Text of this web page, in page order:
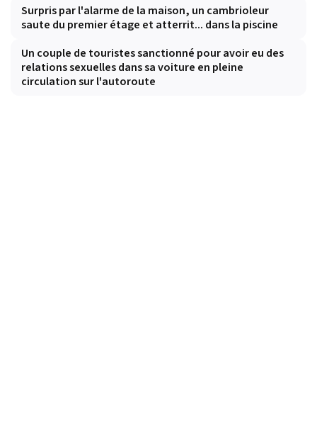
Surpris par l'alarme de la maison, un cambrioleur
saute du premier étage et atterrit... dans la piscine
Un couple de touristes sanctionné pour avoir eu des
relations sexuelles dans sa voiture en pleine
circulation sur l'autoroute